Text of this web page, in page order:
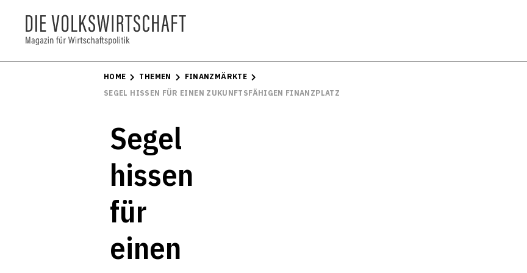
HOME THEMEN
FINANZMÄRKTE
SEGEL HISSEN FÜR EINEN ZUKUNFTSFÄHIGEN FINANZPLATZ
Segel
hissen
für
einen